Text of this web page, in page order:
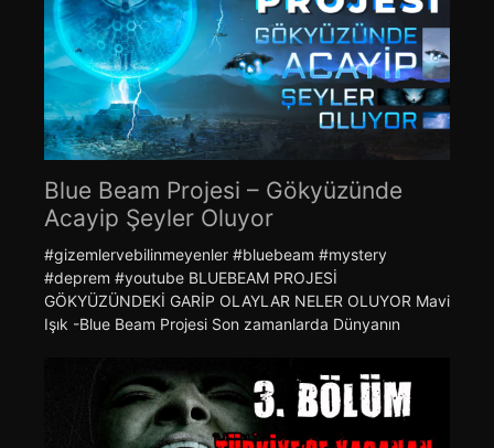
Blue Beam Projesi – Gökyüzünde
Acayip Şeyler Oluyor
#gizemlervebilinmeyenler #bluebeam #mystery
#deprem #youtube BLUEBEAM PROJESİ
GÖKYÜZÜNDEKİ GARİP OLAYLAR NELER OLUYOR Mavi
Işık -Blue Beam Projesi Son zamanlarda Dünyanın